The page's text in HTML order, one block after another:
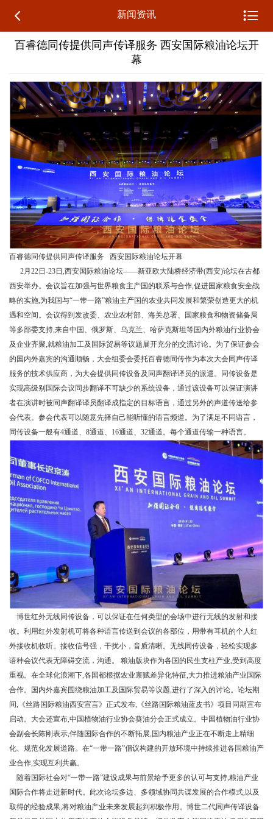
 新闻资讯 
百睿德同传提供同声传译服务 西安国际粮油论坛开
幕
百睿德同传提供同声传译服务 西安国际粮油论坛开幕
2月22日-23日,西安国际粮油论坛——新亚欧大陆桥经济带(西安)论坛在古都
西安举办。会议旨在加强与世界粮食主产国的联系与合作,促进国家粮食安全战
略的实施,为我国与“一带一路”粮油主产国的农业共同发展和繁荣创造更大的机
遇和空间。会议得到发改委、农业农村部、海关总署、国家粮食和物资储备局
等多部委支持,来自中国、俄罗斯、乌克兰、哈萨克斯坦等国内外粮油行业协会
及企业齐聚,就粮油加工及国际贸易等议题展开充分的交流讨论。为了保证参会
的国内外嘉宾的沟通顺畅，大会组委会委托百睿德同传作为本次大会同声传译
服务的技术供应商，为大会提供同传设备及同声翻译译员的派遣。同传设备是
实现高级别国际会议同步翻译不可缺少的系统设备，通过该设备可以保证演讲
者在演讲时被同声翻译译员翻译成指定的目标语言，通过另外的声道传送给参
会代表。参会代表可以随意先择自己能听懂的语言频道。为了满足不同语言，
同传设备一般有4通道、8通道、16通道、32通道。每个通道传输一种语言。
博世红外无线同传设备，可以保证在任何类型的会场中进行无线的发射和接
收。利用红外发射机可将各种语言传送到会议的各部位，用带有耳机的个人红
外接收机收听。接收信号强，干扰小，音质清晰。无线同传设备，轻松实现多
语种会议代表无障碍交流，沟通。 粮油版块作为各国的民生支柱产业,受到高度
重视。在全球化浪潮下,各国都根据农业禀赋差异化特征,大力推进粮油产业国际
合作。国内外嘉宾围绕粮油加工及国际贸易等议题,进行了深入的讨论。论坛期
间,《丝路国际粮油西安宣言》正式发布,《丝路国际粮油蓝皮书》项目同期宣布
启动。大会还宣布,中国植物油行业协会葵油分会正式成立。中国植物油行业协
会副会长陈刚表示,伴随国际合作的不断拓展,国内粮油产业正在不断走上精细
化、规范化发展道路。在“一带一路”倡议构建的开放环境中持续推进各国粮油产
业合作,实现互利共赢。
随着国际社会对“一带一路”建设成果与前景给予更多的认可与支持,粮油产业
国际合作将走进新时代。此次论坛多边、多领域协同共谋发展的合作模式,以及
取得的经验成果,将对粮油产业未来发展起到积极作用。博世二代同声传译设备